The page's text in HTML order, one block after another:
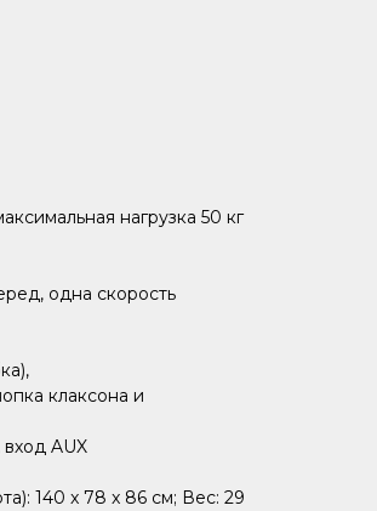
нагрузка 50 кг
одна скорость
клаксона и
AUX
140 x 78 x 86 см; Вес: 29